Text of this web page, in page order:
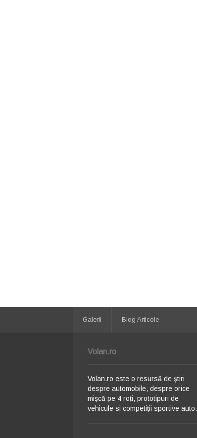
Galerii Blog Articole
Volan.ro
Volan.ro este o resursă de știri
despre automobile, despre orice
mișcă pe 4 roți, prototipuri de
vehicule si competiții sportive auto.